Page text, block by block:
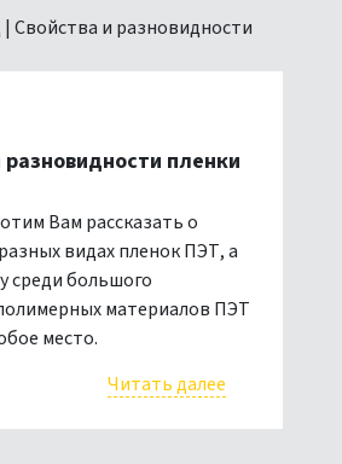
разновидности пленки
Вам рассказать о
видах пленок ПЭТ, а
среди большого
материалов ПЭТ
место.
Читать далее